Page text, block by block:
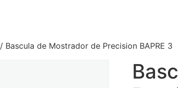
/ Bascula de Mostrador de Precision BAPRE 3